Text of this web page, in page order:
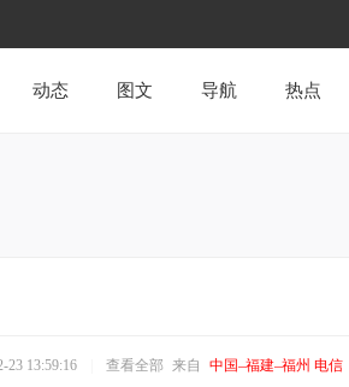
动态 图文 导航 热点
23 13:59:16 查看全部 来自 中国–福建–福州 电信